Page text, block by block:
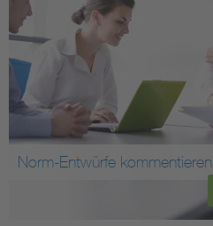
Norm-Entwürfe kommentieren